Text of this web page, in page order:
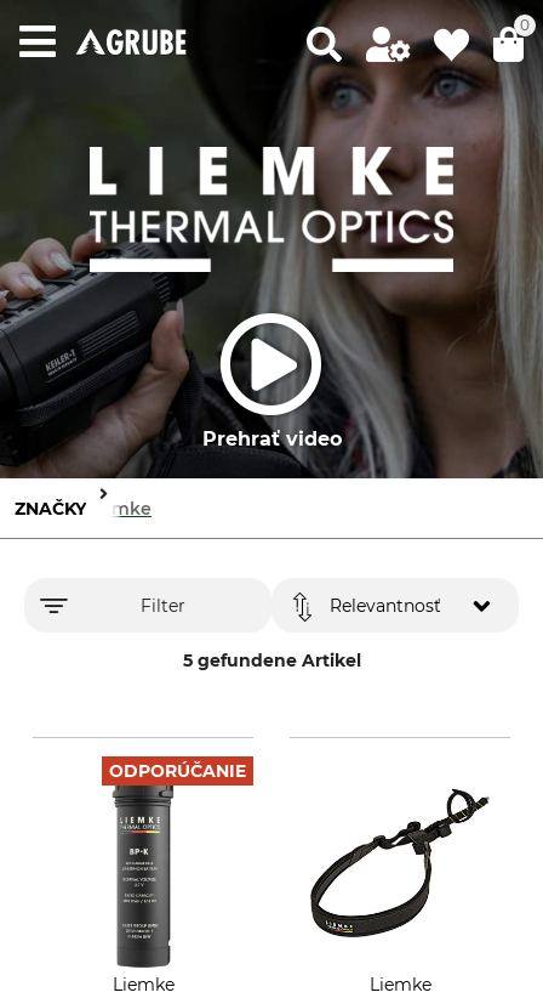
0
Prehrať video
ZNAČKY Liemke
Filter
5 gefundene Artikel
Relevantnosť
ODPORÚČANIE
Liemke
Liemke